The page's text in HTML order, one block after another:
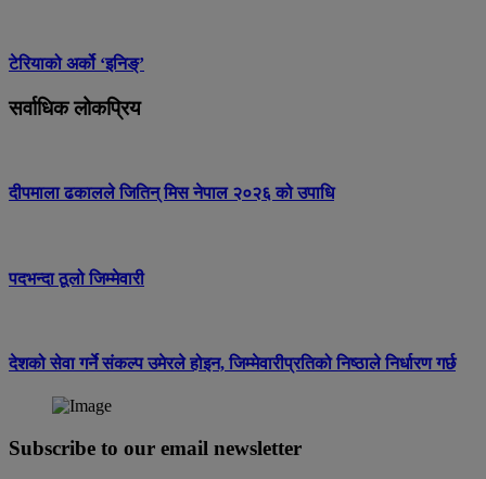
टेरियाको अर्को ‘इनिङ्’
सर्वाधिक लोकप्रिय
दीपमाला ढकालले जितिन् मिस नेपाल २०२६ को उपाधि
पदभन्दा ठूलो जिम्मेवारी
देशको सेवा गर्ने संकल्प उमेरले होइन, जिम्मेवारीप्रतिको निष्ठाले निर्धारण गर्छ
Subscribe to our email newsletter